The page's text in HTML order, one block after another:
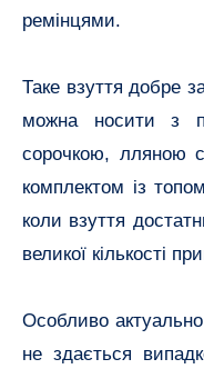
ремінцями.
Таке взуття добре
можна носити з
сорочкою, лляною
комплектом із
коли взуття
великої кількості
Особливо
не здається